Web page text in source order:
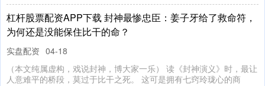
杠杆股票配资APP下载 封神最惨忠臣：姜子牙给了救命符，
为何还是没能保住比干的命？
实盘配资 04-18
（本文纯属虚构，戏说封神，博大家一乐） 读《封神演义》时，最让
人意难平的桥段，莫过于比干之死。 这可是拥有七窍玲珑心的商